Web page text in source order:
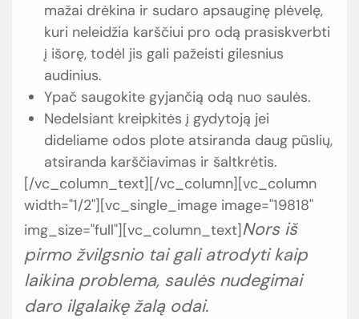
mažai drėkina ir sudaro apsauginę plėvelę,
kuri neleidžia karščiui pro odą prasiskverbti
į išorę, todėl jis gali pažeisti gilesnius
audinius.
Ypač saugokite gyjančią odą nuo saulės.
Nedelsiant kreipkitės į gydytoją jei
dideliame odos plote atsiranda daug pūslių,
atsiranda karščiavimas ir šaltkrėtis.
[/vc_column_text][/vc_column][vc_column
width="1/2"][vc_single_image image="19818"
img_size="full"][vc_column_text]Nors iš
pirmo žvilgsnio tai gali atrodyti kaip
laikina problema, saulės nudegimai
daro ilgalaikę žalą odai.